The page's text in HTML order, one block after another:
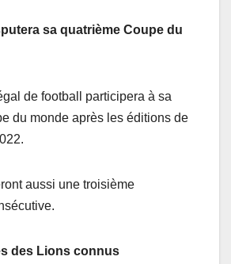
sa quatrième Coupe du
de football participera à sa
du monde après les éditions de
aussi une troisième
des Lions connus